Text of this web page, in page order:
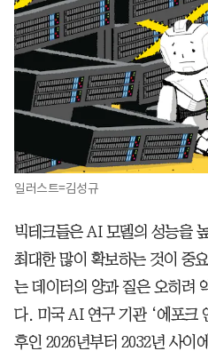
일러스트=김성규
빅테크들은 AI 모델의 성능을
최대한 많이 확보하는 것이 중
는 데이터의 양과 질은 오히려
다. 미국 AI 연구 기관 ‘에포크
후인 2026년부터 2032년 사이